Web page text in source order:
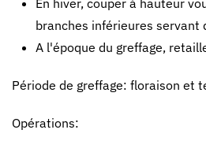
En hiver, couper à hauteur
branches inférieures servant
A l'époque du greffage,
Période de greffage: floraison et
Opérations: